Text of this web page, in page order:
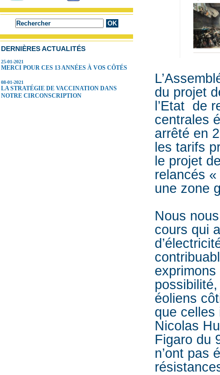
DERNIÈRES ACTUALITÉS
25-01-2021
MERCI POUR CES 13 ANNÉES À VOS CÔTÉS
08-01-2021
LA STRATÉGIE DE VACCINATION DANS
NOTRE CIRCONSCRIPTION
du projet
l’Etat de
centrales
arrêté en
les tarifs
le projet
relancés
une zone
Nous
cours qui
éoliens
que celles
Nicolas
Figaro du
n’ont pas